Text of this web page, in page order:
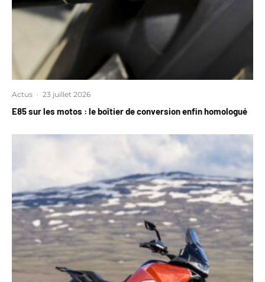
Actus · 23 juillet 2026
E85 sur les motos : le boîtier de conversion enfin homologué